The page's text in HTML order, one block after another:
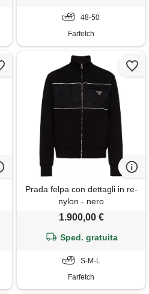
48-50
Farfetch
Prada felpa con dettagli in re-
nylon - nero
1.900,00 €
Sped. gratuita
S-M-L
Farfetch